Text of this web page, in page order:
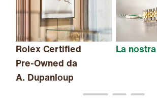
Rolex Certified
Pre-Owned da
A. Dupanloup
La